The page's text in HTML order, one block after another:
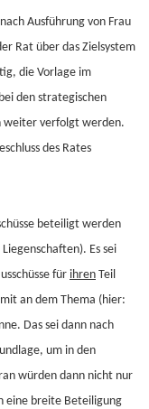
Ausführung von Frau
Rat über das Zielsystem
die Vorlage im
den strategischen
weiter verfolgt werden.
des Rates
beteiligt werden
Es sei
für ihren Teil
an dem Thema (hier:
Das sei dann nach
um in den
würden dann nicht nur
eine breite Beteiligung